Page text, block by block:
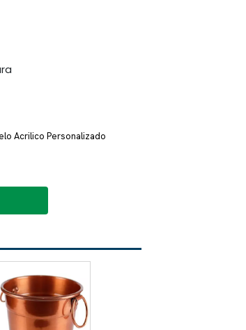
Acrilico Personalizado